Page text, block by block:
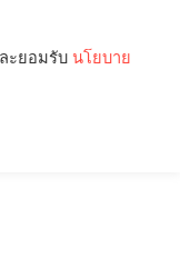
ะยอมรับ นโยบาย